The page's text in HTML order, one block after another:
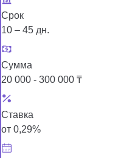
Срок
10 – 45 дн.
Сумма
20 000 - 300 000 ₸
Ставка
от 0,29%